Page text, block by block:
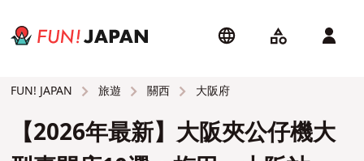
FUN! JAPAN 旅遊 關西 大阪府
【2026年最新】大阪夾公仔機大